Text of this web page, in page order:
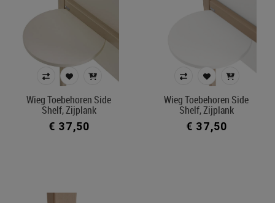
Merk
In voorraad
Belgisch product
Wieg Toebehoren Side
Shelf, Zijplank
€ 37,50
Wieg Toebehoren Side
Shelf, Zijplank
€ 37,50